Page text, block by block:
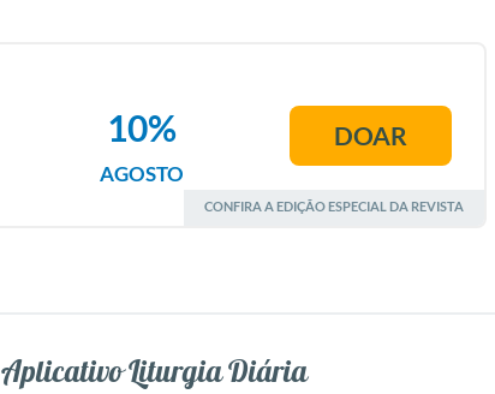
AGOSTO
10% DOAR
CONFIRA A EDIÇÃO ESPECIAL DA REVISTA
Aplicativo Liturgia Diária